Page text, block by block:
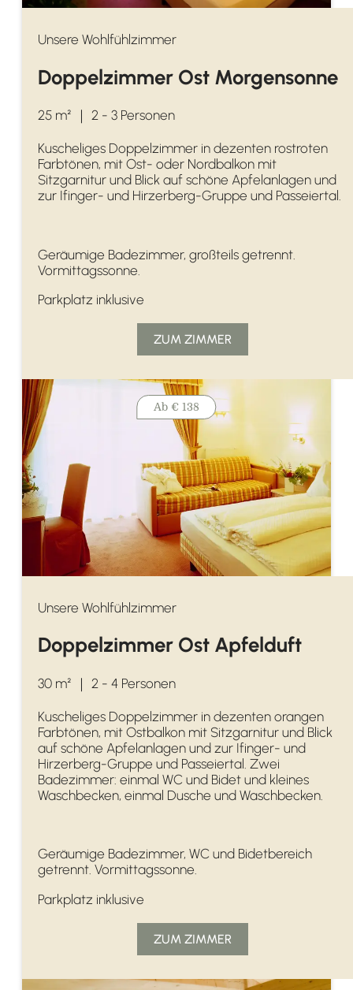
Unsere Wohlfühlzimmer
Doppelzimmer Ost Morgensonne
25 m² ｜ 2 - 3 Personen
Kuscheliges Doppelzimmer in dezenten rostroten
Farbtönen, mit Ost- oder Nordbalkon mit
Sitzgarnitur und Blick auf schöne Apfelanlagen und
zur Ifinger- und Hirzerberg-Gruppe und Passeiertal.
Geräumige Badezimmer, großteils getrennt.
Vormittagssonne.
Parkplatz inklusive
ZUM ZIMMER
Unsere Wohlfühlzimmer
Doppelzimmer Ost Apfelduft
30 m² ｜ 2 - 4 Personen
Kuscheliges Doppelzimmer in dezenten orangen
Farbtönen, mit Ostbalkon mit Sitzgarnitur und Blick
auf schöne Apfelanlagen und zur Ifinger- und
Hirzerberg-Gruppe und Passeiertal. Zwei
Badezimmer: einmal WC und Bidet und kleines
Waschbecken, einmal Dusche und Waschbecken.
Geräumige Badezimmer, WC und Bidetbereich
getrennt. Vormittagssonne.
Parkplatz inklusive
ZUM ZIMMER
Ab € 138